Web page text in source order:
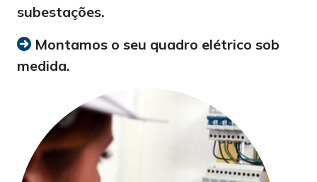
subestações.
Montamos o seu quadro elétrico sob
medida.